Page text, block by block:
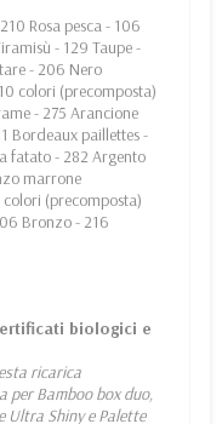
Rosa pesca - 106
- 129 Taupe -
- 206 Nero
colori (precomposta)
- 275 Arancione
Bordeaux paillettes -
fatato - 282 Argento
marrone
colori (precomposta)
Bronzo - 216
biologici e
ricarica
per Bamboo box duo,
Ultra Shiny e Palette